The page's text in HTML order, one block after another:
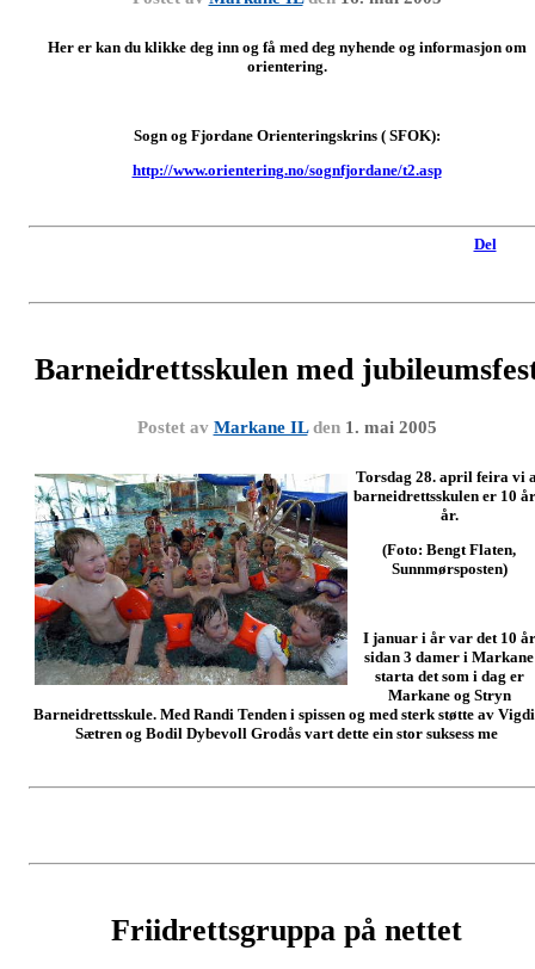
Her er kan du klikke deg inn og få med deg nyhende og informasjon om
orientering.
Sogn og Fjordane Orienteringskrins ( SFOK):
http://www.orientering.no/sognfjordane/t2.asp
Del
Barneidrettsskulen med
Postet av Markane ILden 1. mai 2005
Torsdag 28. april feira vi
barneidrettsskulen er 10
år.
(Foto: Bengt Flaten,
Sunnmørsposten)
I januar i år var det 10 år
sidan 3 damer i Markane
starta det som i dag er
Markane og Stryn
Barneidrettsskule. Med Randi Tenden i spissen og med sterk støtte av
Sætren og Bodil Dybevoll Grodås vart dette ein stor suksess me
Friidrettsgruppa på nettet